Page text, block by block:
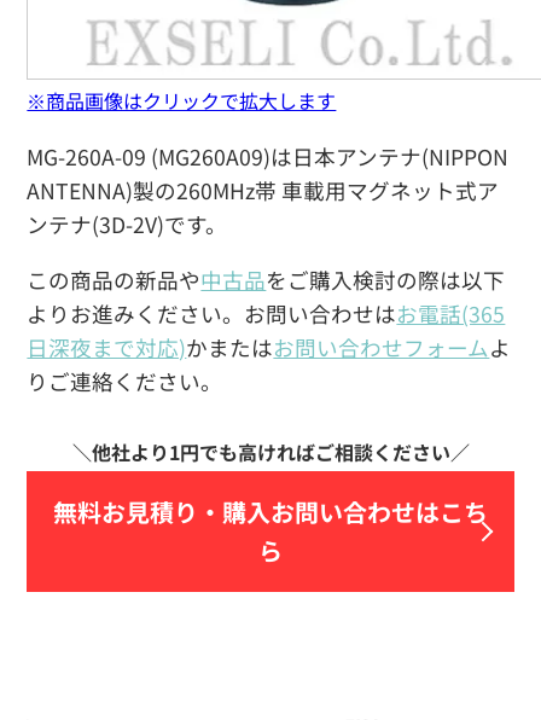
MG-260A-09 (MG260A09)は日本アンテナ(NIPPON
ANTENNA)製の260MHz帯 車載用マグネット式ア
ンテナ(3D-2V)です。
この商品の新品や中古品をご購入検討の際は以下
よりお進みください。お問い合わせはお電話(365
日深夜まで対応)かまたはお問い合わせフォームよ
りご連絡ください。
無料お見積り・ 購入お問い合わせはこち
ら
※商品画像はクリックで拡大します